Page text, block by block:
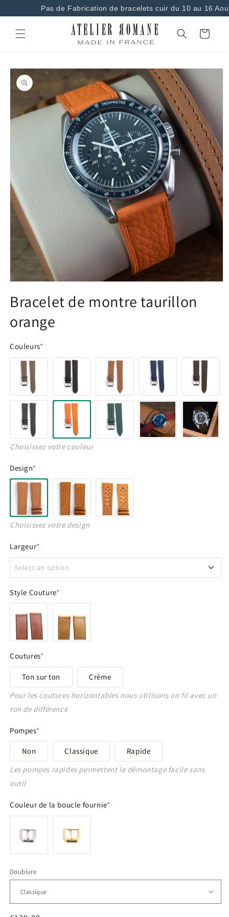
Pas de Fabrication de bracelets cuir du 10 au 16
contenu
Panier
Passer aux
informations
produits
média
1
une
Bracelet de montre taurillon
orange
Couleurs*
Choisissez votre couleur
Design*
Choisissez votre design
Largeur*
Select an option
14 - 12 mm
16 - 14 mm
17 - 16 mm
18 - 14 mm
18 - 16 mm
20 - 14 mm
20 - 16 mm
21 - 18 mm
22 - 16 mm
22 - 18 mm
Style Couture*
Coutures*
Ton sur ton
Crème
Pour les coutures horizontables nous utilisons un fil avec un
ton de différence
Pompes*
Non Classique
Rapide
Les pompes rapides permettent le démontage facile sans
outil
Couleur de la boucle fournie*
Doublure